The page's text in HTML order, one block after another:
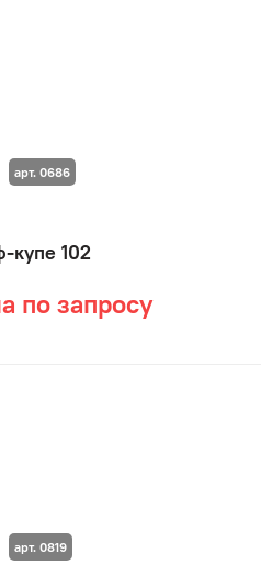
купе 102
по запросу
арт. 0686
арт. 0819